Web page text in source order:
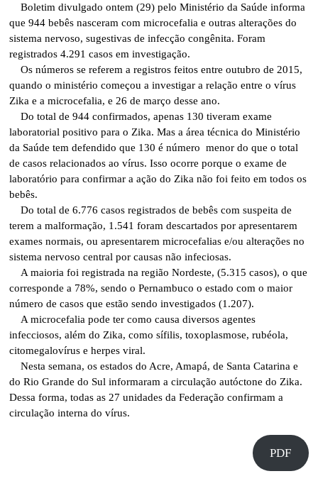
Boletim divulgado ontem (29) pelo Ministério da Saúde informa
que 944 bebês nasceram com microcefalia e outras alterações do
sistema nervoso, sugestivas de infecção congênita. Foram
registrados 4.291 casos em investigação.
Os números se referem a registros feitos entre outubro de 2015,
quando o ministério começou a investigar a relação entre o vírus
Zika e a microcefalia, e 26 de março desse ano.
Do total de 944 confirmados, apenas 130 tiveram exame
laboratorial positivo para o Zika. Mas a área técnica do Ministério
da Saúde tem defendido que 130 é número menor do que o total
de casos relacionados ao vírus. Isso ocorre porque o exame de
laboratório para confirmar a ação do Zika não foi feito em todos os
bebês.
Do total de 6.776 casos registrados de bebês com suspeita de
terem a malformação, 1.541 foram descartados por apresentarem
exames normais, ou apresentarem microcefalias e/ou alterações no
sistema nervoso central por causas não infeciosas.
A maioria foi registrada na região Nordeste, (5.315 casos), o que
corresponde a 78%, sendo o Pernambuco o estado com o maior
número de casos que estão sendo investigados (1.207).
A microcefalia pode ter como causa diversos agentes
infecciosos, além do Zika, como sífilis, toxoplasmose, rubéola,
citomegalovírus e herpes viral.
Nesta semana, os estados do Acre, Amapá, de Santa Catarina e
do Rio Grande do Sul informaram a circulação autóctone do Zika.
Dessa forma, todas as 27 unidades da Federação confirmam a
circulação interna do vírus.
PDF